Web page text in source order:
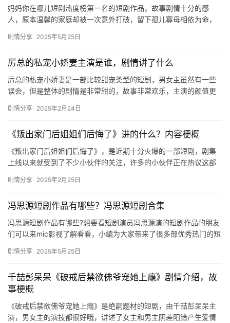
妈妈你在哪儿短剧热度榜第一名的短剧作品，故事剧情十分的感
人，原本温馨的家庭却被一次意外打破，留下孤儿寡母相依为命，
面的介…
剧情分享 2025年5月25日
厉总的私宠小娇妻主演是谁，剧情讲了什么
厉总的私宠小娇妻是一部比较甜宠类型的短剧，男女主虽然有一些
误会，但是整体的剧情是非常甜的，故事非常欢乐，主演的颜值更
吧！ 厉…
剧情分享 2025年2月24日
《叛出家门后姐姐们后悔了》讲的什么？内容梗概
《叛出家门后姐姐们后悔了》，是近期十分火爆的一部短剧，剧集
上线以来就受到了不少小伙伴的关注，许多的小伙伴正在热议这部
许墨…
剧情分享 2025年2月25日
冯思源短剧作品有哪些？冯思源短剧合集
冯思源短剧作品有哪些?想要看短剧演员冯思源演的短剧作品的朋友
们可以来mic影视了解看看，小编为大家带来了很多部优秀热门的短
剧情分享 2025年5月25日
千喆彭呆呆《破戒后禁欲佛爷宠她上瘾》剧情介绍，故
事梗概
《破戒后禁欲佛爷宠她上瘾》是绝嗣题材的短剧，由千喆彭呆呆主
演，男女主的演技都很好哦，讲述了女主和男主阴差阳错产生爱情